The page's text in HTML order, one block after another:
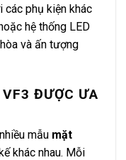
phụ kiện khác
hệ thống LED
và ấn tượng
ĐƯỢC ƯA
mẫu mặt
khác nhau. Mỗi